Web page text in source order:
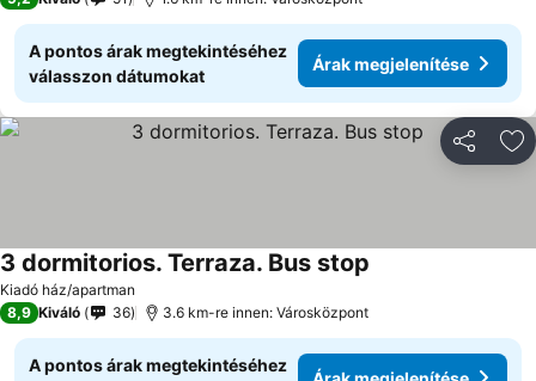
A pontos árak megtekintéséhez
válasszon dátumokat
Árak megjelenítése
Kiadó ház/apartman
3 dormitorios. Terraza. Bus stop
8,9 Kiváló 36 3.6 km-re innen: Városközpont
A pontos árak megtekintéséhez